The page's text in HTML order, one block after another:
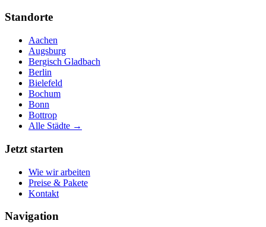
Standorte
Aachen
Augsburg
Bergisch Gladbach
Berlin
Bielefeld
Bochum
Bonn
Bottrop
Alle Städte →
Jetzt starten
Wie wir arbeiten
Preise & Pakete
Kontakt
Navigation